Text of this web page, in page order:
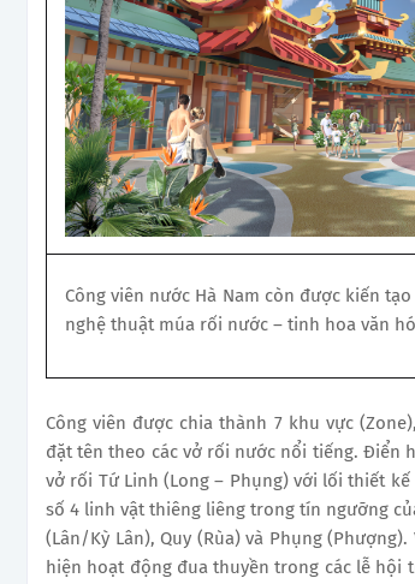
Công viên nước Hà Nam còn được kiến
nghệ thuật múa rối nước – tinh hoa văn
Công viên được chia thành 7 khu vực
đặt tên theo các vở rối nước nổi tiếng. Điển
vở rối Tứ Linh (Long – Phụng) với lối thiết
số 4 linh vật thiêng liêng trong tín ngưỡng
(Lân/Kỳ Lân), Quy (Rùa) và Phụng
hiện hoạt động đua thuyền trong các lễ hội